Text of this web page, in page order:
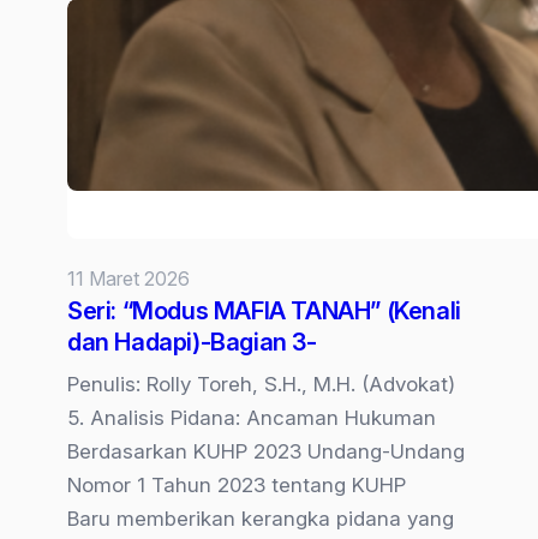
Haji
&
Umrah
Apa?
(Bagian
2)
11 Maret 2026
Seri: “Modus MAFIA TANAH” (Kenali
dan Hadapi)-Bagian 3-
Penulis: Rolly Toreh, S.H., M.H. (Advokat)
5. Analisis Pidana: Ancaman Hukuman
Berdasarkan KUHP 2023 Undang-Undang
Nomor 1 Tahun 2023 tentang KUHP
Baru memberikan kerangka pidana yang